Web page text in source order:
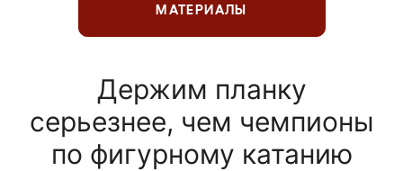
МАТЕРИАЛЫ
Держим планку
серьезнее, чем чемпионы
по фигурному катанию